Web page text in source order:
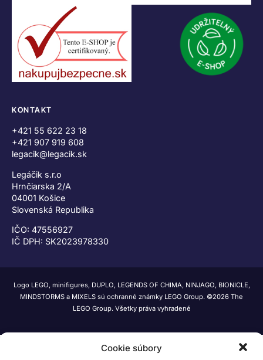
Cookie súbory
KONTAKT
+421 55 622 23 18
+421 907 919 608
legacik@legacik.sk
Legáčik s.r.o
Hrnčiarska 2/A
04001 Košice
Slovenská Republika
IČO: 47556927
IČ DPH: SK2023978330
Logo LEGO, minifigures, DUPLO, LEGENDS OF CHIMA, NINJAGO, BIONICLE,
MINDSTORMS a MIXELS sú ochranné známky LEGO Group. ©2026 The
LEGO Group. Všetky práva vyhradené